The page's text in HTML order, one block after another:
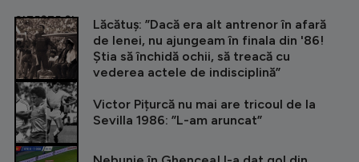
CITEȘTE ȘI
Lăcătuș: ”Dacă era alt antrenor în afară
de Ienei, nu ajungeam în finala din '86!
Știa să închidă ochii, să treacă cu
vederea actele de indisciplină”
Victor Pițurcă nu mai are tricoul de la
Sevilla 1986: ”L-am aruncat”